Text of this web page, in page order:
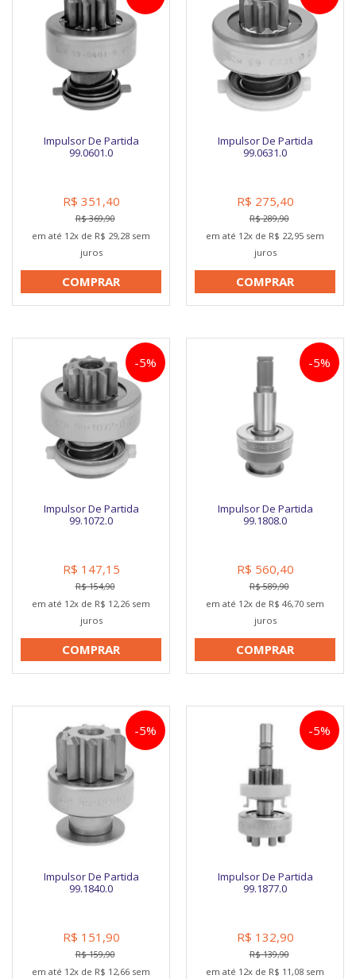
Impulsor De Partida
99.0601.0
R$ 351,40
R$ 369,90
em até 12x de R$ 29,28 sem
juros
COMPRAR
Impulsor De Partida
99.0631.0
R$ 275,40
R$ 289,90
em até 12x de R$ 22,95 sem
juros
COMPRAR
Impulsor De Partida
99.1072.0
-5%
R$ 147,15
R$ 154,90
em até 12x de R$ 12,26 sem
juros
COMPRAR
Impulsor De Partida
99.1808.0
-5%
R$ 560,40
R$ 589,90
em até 12x de R$ 46,70 sem
juros
COMPRAR
Impulsor De Partida
99.1840.0
-5%
R$ 151,90
R$ 159,90
em até 12x de R$ 12,66 sem
Impulsor De Partida
99.1877.0
-5%
R$ 132,90
R$ 139,90
em até 12x de R$ 11,08 sem